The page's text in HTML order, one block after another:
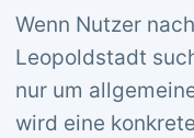
Wenn Nutzer
Leopoldstadt
nur um
wird eine